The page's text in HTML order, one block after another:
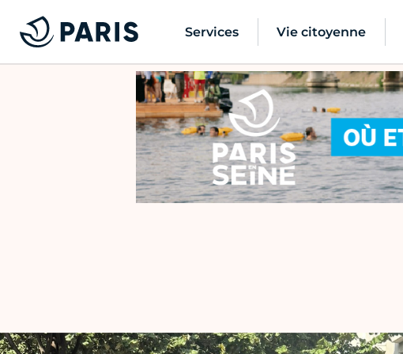
Services Vie citoyenne